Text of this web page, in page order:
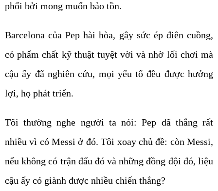
phối bởi mong muốn bảo tồn.
Barcelona của Pep hài hòa, gây sức ép điên cuồng,
có phẩm chất kỹ thuật tuyệt vời và nhờ lối chơi mà
cậu ấy đã nghiên cứu, mọi yếu tố đều được hưởng
lợi, họ phát triển.
Tôi thường nghe người ta nói: Pep đã thắng rất
nhiều vì có Messi ở đó. Tôi xoay chủ đề: còn Messi,
nếu không có trận đấu đó và những đồng đội đó, liệu
cậu ấy có giành được nhiều chiến thắng?